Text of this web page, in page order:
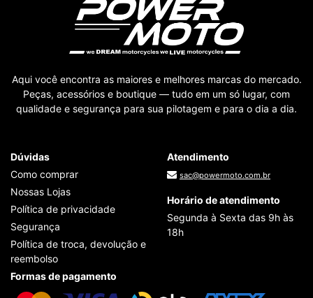
Aqui você encontra as maiores e melhores marcas do mercado.
Peças, acessórios e boutique — tudo em um só lugar, com
qualidade e segurança para sua pilotagem e para o dia a dia.
Dúvidas
Como comprar
Nossas Lojas
Política de privacidade
Segurança
Política de troca, devolução e
reembolso
Atendimento
sac@powermoto.com.br
Horário de atendimento
Segunda à Sexta das 9h às
18h
Formas de pagamento